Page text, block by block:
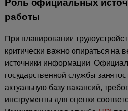
Роль официальных
работы
При планировании
критически важно опираться на
источники информации.
государственной службы
актуальную базу вакансий,
инструменты для оценки